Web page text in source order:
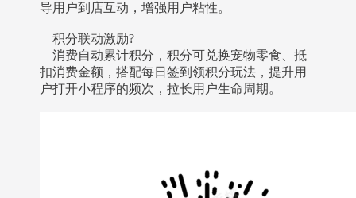
导用户到店互动，增强用户粘性。
积分联动激励?
消费自动累计积分，积分可兑换宠物零食、抵
扣消费金额，搭配每日签到领积分玩法，提升用
户打开小程序的频次，拉长用户生命周期。